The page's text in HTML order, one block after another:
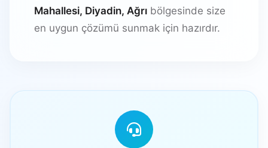
Mahallesi, Diyadin, Ağrı bölgesinde size
en uygun çözümü sunmak için hazırdır.